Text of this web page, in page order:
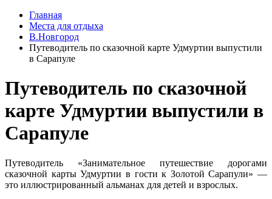
Главная
Места для отдыха
В.Новгород
Путеводитель по сказочной карте Удмуртии выпустили
в Сарапуле
Путеводитель по сказочной
карте Удмуртии выпустили в
Сарапуле
Путеводитель «Занимательное путешествие дорогами
сказочной карты Удмуртии в гости к Золотой Сарапули» —
это иллюстрированный альманах для детей и взрослых.